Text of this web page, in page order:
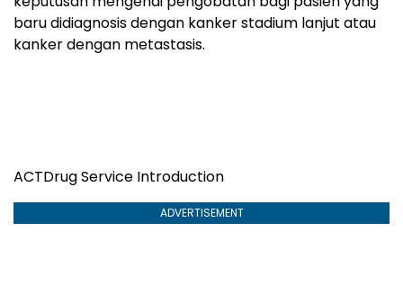
baru didiagnosis dengan kanker stadium lanjut atau
kanker dengan metastasis.
ACTDrug Service Introduction
ADVERTISEMENT